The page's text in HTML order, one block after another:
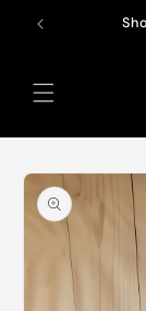
naar de
direct naar